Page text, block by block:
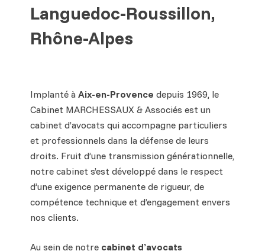
Languedoc-Roussillon,
Rhône-Alpes
Implanté àAix-en-Provence depuis 1969, le
Cabinet MARCHESSAUX & Associés est un
cabinet d’avocats qui accompagne particuliers
et professionnels dans la défense de leurs
droits. Fruit d’une transmission générationnelle,
notre cabinet s’est développé dans le respect
d’une exigence permanente de rigueur, de
compétence technique et d’engagement envers
nos clients.
Au sein de notre cabinet d’avocats